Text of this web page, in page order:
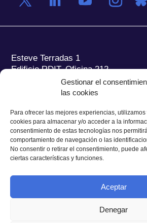
Gestionar el
las cookies
Para ofrecer las mejores experiencias,
cookies para almacenar y/o acceder a la
consentimiento de estas tecnologías nos
comportamiento de navegación o las
No consentir o retirar el consentimiento, puede
ciertas características y funciones.
Aceptar
Denegar
Esteve Terradas 1
Edificio RDIT, Oficina 212
Parc Mediterrani de la Tecnologia
08860 Castelldefels (Barcelona)
Tel.:+34 93 280 2088
Fax:+34 93 280 6395
E-mail:ieec@ieec.cat